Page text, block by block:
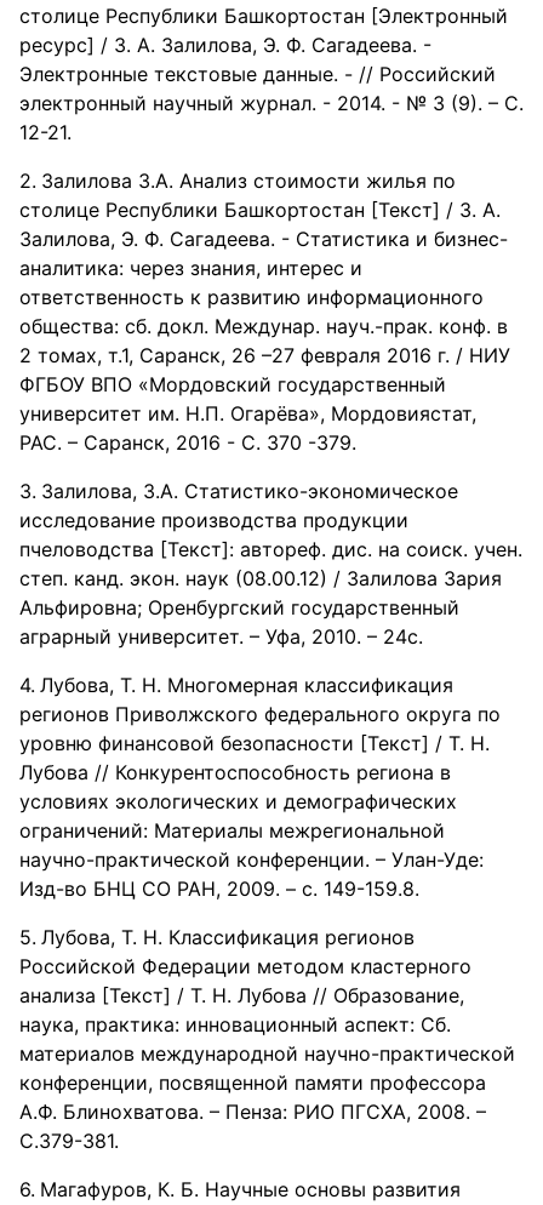
столице Республики Башкортостан [Электронный
ресурс] / З. А. Залилова, Э. Ф. Сагадеева. -
Электронные текстовые данные. - // Российский
электронный научный журнал. - 2014. - № 3 (9). – С.
12-21.
Залилова З.А. Анализ стоимости жилья по
столице Республики Башкортостан [Текст] / З. А.
Залилова, Э. Ф. Сагадеева. - Статистика и бизнес-
аналитика: через знания, интерес и
ответственность к развитию информационного
общества: сб. докл. Междунар. науч.-прак. конф. в
2 томах, т.1, Саранск, 26 –27 февраля 2016 г. / НИУ
ФГБОУ ВПО «Мордовский государственный
университет им. Н.П. Огарёва», Мордовиястат,
РАС. – Саранск, 2016 - С. 370 -379.
Залилова, З.А. Статистико-экономическое
исследование производства продукции
пчеловодства [Текст]: автореф. дис. на соиск. учен.
степ. канд. экон. наук (08.00.12) / Залилова Зария
Альфировна; Оренбургский государственный
аграрный университет. – Уфа, 2010. – 24с.
Лубова, Т. Н. Многомерная классификация
регионов Приволжского федерального округа по
уровню финансовой безопасности [Текст] / Т. Н.
Лубова // Конкурентоспособность региона в
условиях экологических и демографических
ограничений: Материалы межрегиональной
научно-практической конференции. – Улан-Уде:
Изд-во БНЦ СО РАН, 2009. – с. 149-159.8.
Лубова, Т. Н. Классификация регионов
Российской Федерации методом кластерного
анализа [Текст] / Т. Н. Лубова // Образование,
наука, практика: инновационный аспект: Сб.
материалов международной научно-практической
конференции, посвященной памяти профессора
А.Ф. Блинохватова. – Пенза: РИО ПГСХА, 2008. –
С.379-381.
Магафуров, К. Б. Научные основы развития